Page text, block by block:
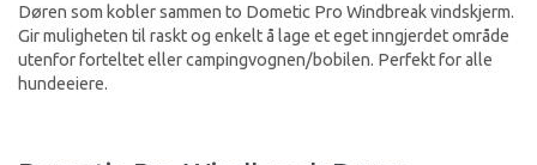
Døren som kobler sammen to Dometic Pro Windbreak vindskjerm.
Gir muligheten til raskt og enkelt å lage et eget inngjerdet område
utenfor forteltet eller campingvognen/bobilen. Perfekt for alle
hundeeiere.